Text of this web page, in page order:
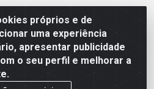
próprios e de
uma experiência
apresentar publicidade
o seu perfil e melhorar a
Professor Caldas Filho, 291 -
CEP: 50771-335 - CNPJ
0001-23